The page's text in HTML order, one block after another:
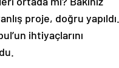
proje, doğru yapıldı.
ihtiyaçlarını